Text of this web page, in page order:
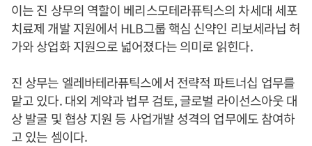
이는 진 상무의 역할이 베리스모테라퓨틱스의 차세대 세포
치료제 개발 지원에서 HLB그룹 핵심 신약인 리보세라닙 허
가와 상업화 지원으로 넓어졌다는 의미로 읽힌다.
진 상무는 엘레바테라퓨틱스에서 전략적 파트너십 업무를
맡고 있다. 대외 계약과 법무 검토, 글로벌 라이선스아웃 대
상 발굴 및 협상 지원 등 사업개발 성격의 업무에도 참여하
고 있는 셈이다.